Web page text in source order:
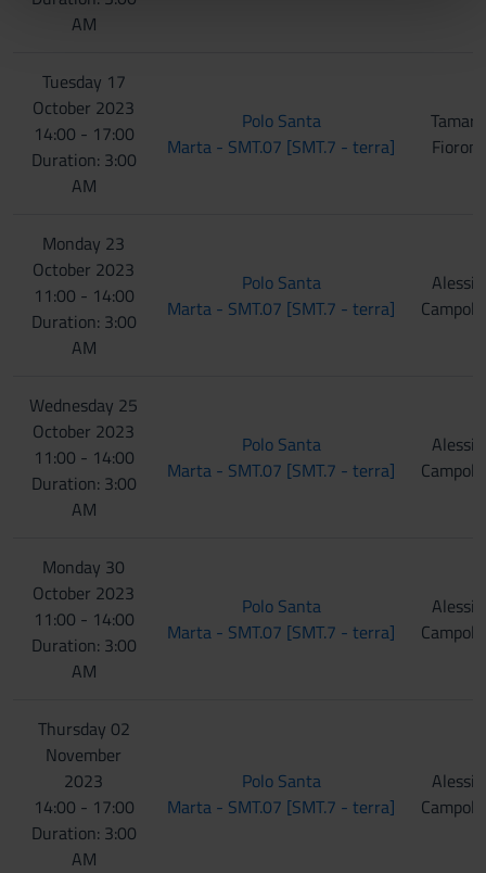
pubblicità e social media, i quali potrebbero combinarle
raccolto dal tuo utilizzo dei loro servizi.
AM
Tuesday 17
October 2023
14:00 - 17:00
Duration: 3:00
AM
Polo Santa
Marta - SMT.07 [SMT.7 - terra]
Tamara
Fioroni
Monday 23
October 2023
11:00 - 14:00
Duration: 3:00
AM
Polo Santa
Marta - SMT.07 [SMT.7 - terra]
Alessia
Wednesday 25
October 2023
11:00 - 14:00
Duration: 3:00
AM
Polo Santa
Marta - SMT.07 [SMT.7 - terra]
Alessia
Monday 30
October 2023
11:00 - 14:00
Duration: 3:00
AM
Polo Santa
Marta - SMT.07 [SMT.7 - terra]
Alessia
Thursday 02
November
2023
14:00 - 17:00
Duration: 3:00
AM
Polo Santa
Marta - SMT.07 [SMT.7 - terra]
Alessia